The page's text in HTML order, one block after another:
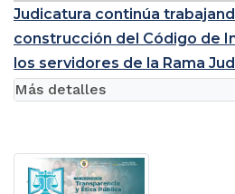
Judicatura continúa
construcción del Código de
los servidores de la Rama
Más detalles